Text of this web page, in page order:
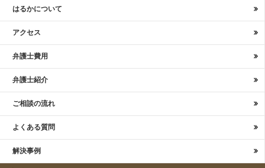
はるかについて
アクセス
弁護士費用
弁護士紹介
ご相談の流れ
よくある質問
解決事例